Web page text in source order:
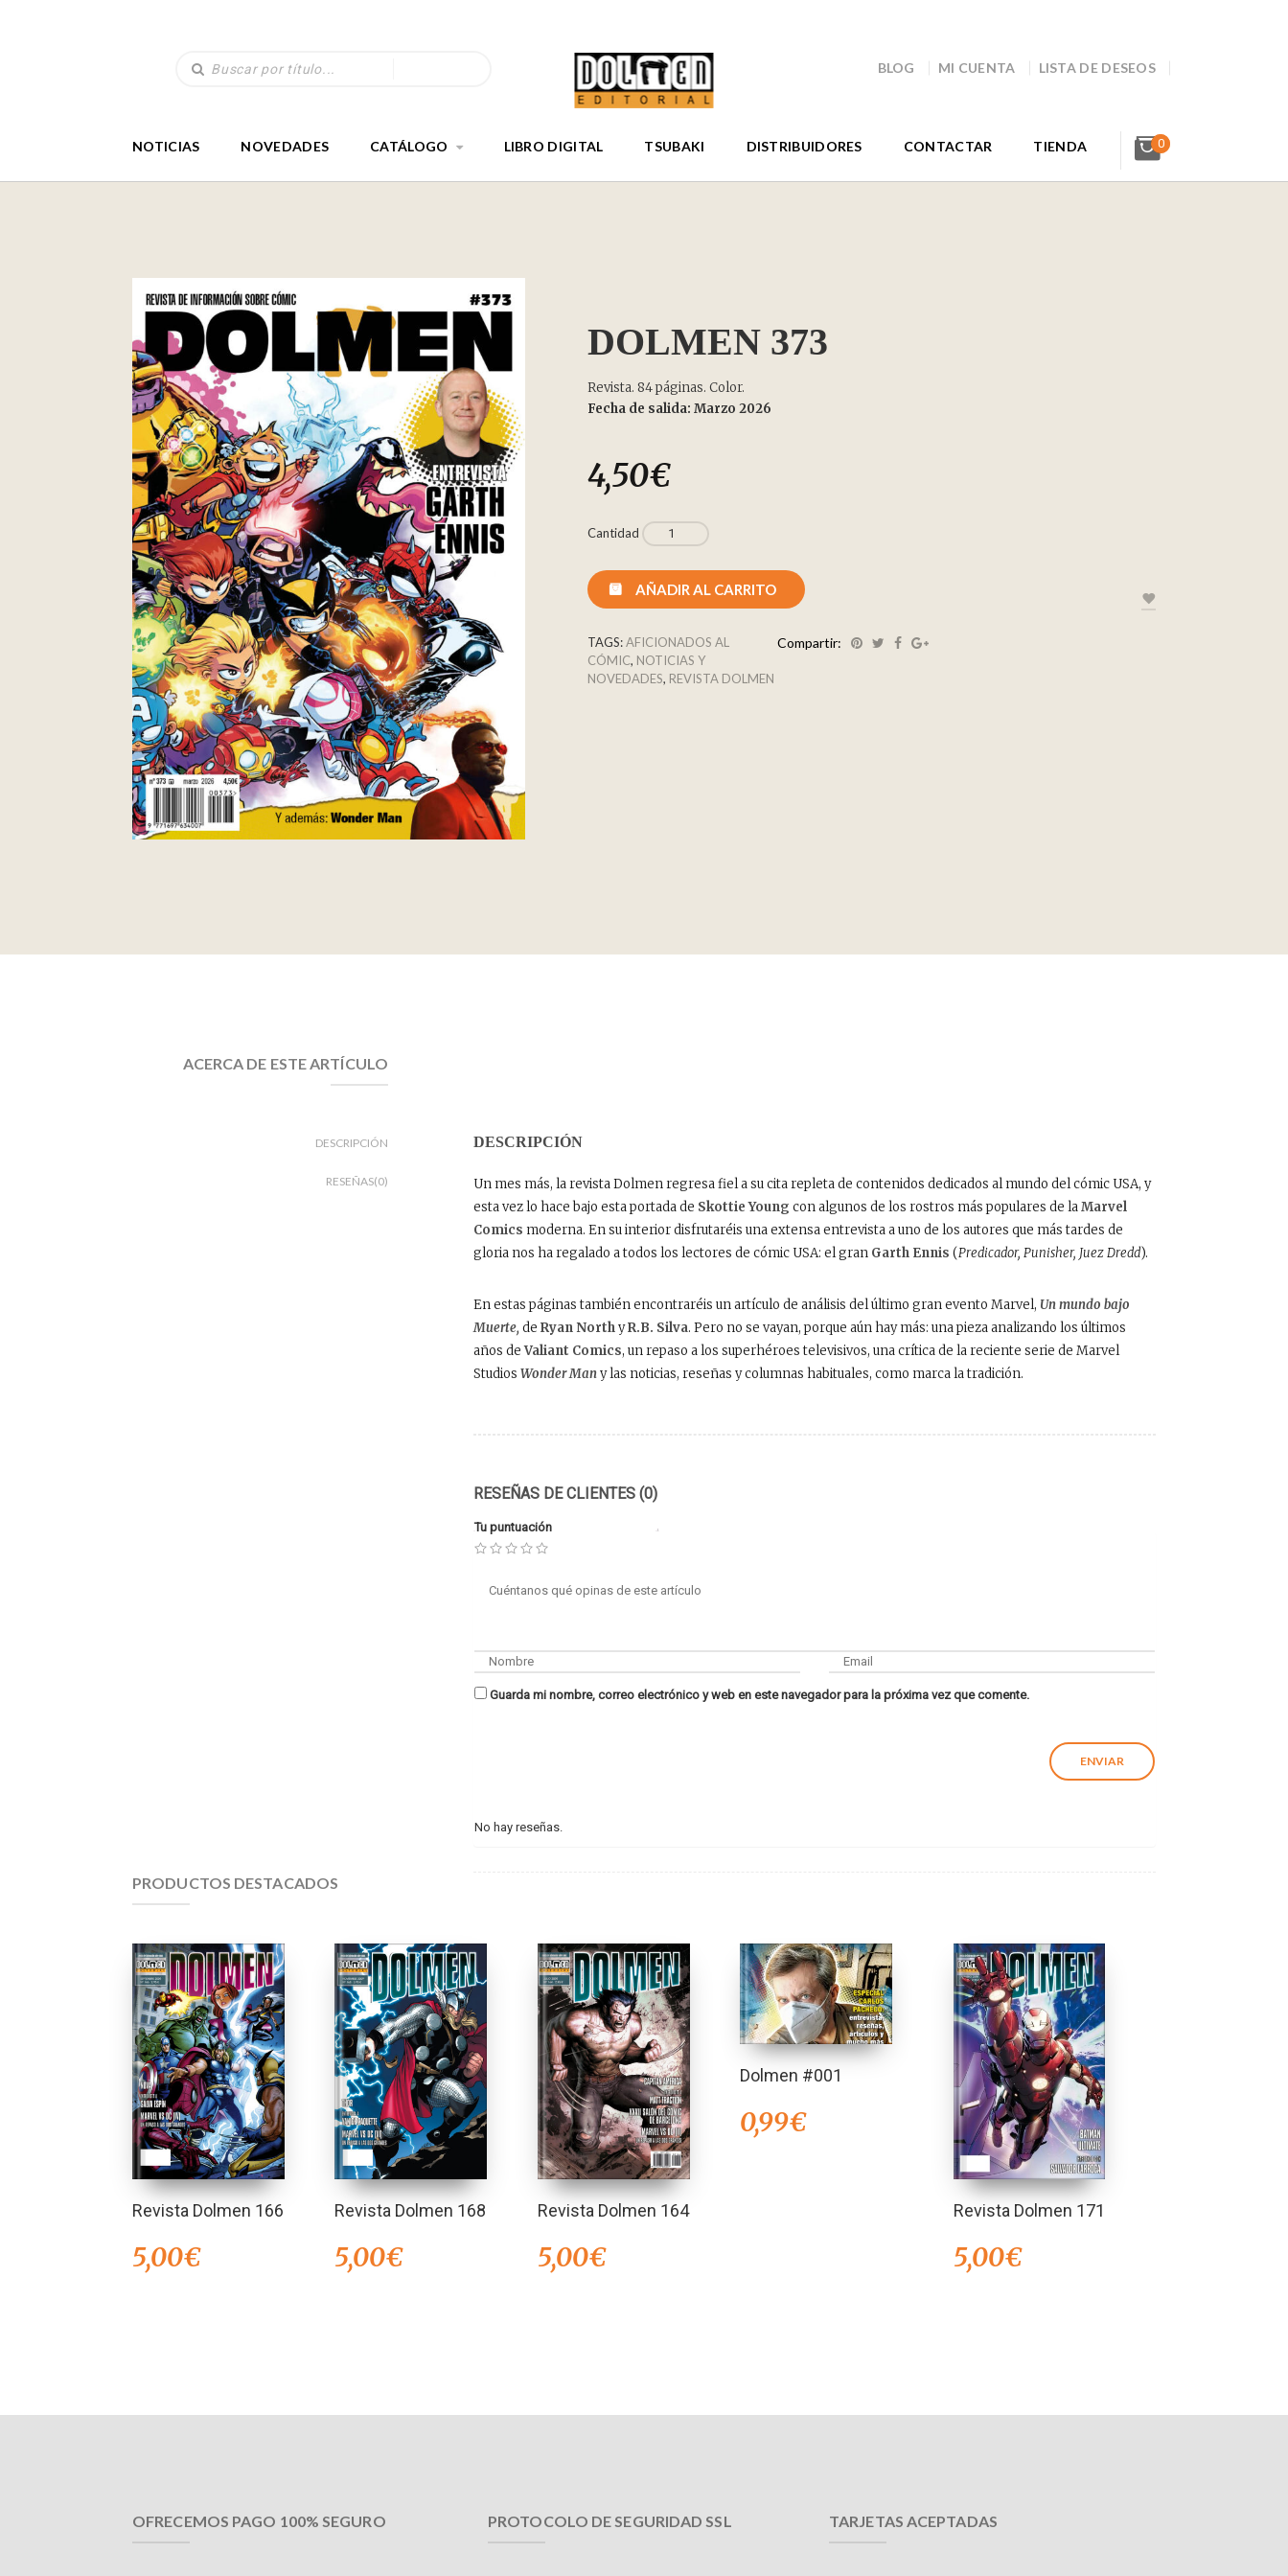
BLOG MI CUENTA LISTA DE DESEOS
NOTICIAS NOVEDADES CATÁLOGO LIBRO DIGITAL TSUBAKI DISTRIBUIDORES CONTACTAR TIENDA 0
DOLMEN 373
Revista. 84 páginas. Color.
Fecha de salida: Marzo 2026
4,50€
Cantidad
AÑADIR AL CARRITO
TAGS:AFICIONADOS AL
CÓMIC, NOTICIAS Y
NOVEDADES, REVISTA DOLMEN
Compartir:
ACERCA DE ESTE ARTÍCULO
DESCRIPCIÓN
RESEÑAS(0)
DESCRIPCIÓN
Un mes más, la revista Dolmen regresa fiel a su cita repleta de contenidos dedicados al mundo del cómic USA, y
esta vez lo hace bajo esta portada de Skottie Young con algunos de los rostros más populares de laMarvel
Comics moderna. En su interior disfrutaréis una extensa entrevista a uno de los autores que más tardes de
gloria nos ha regalado a todos los lectores de cómic USA: el gran Garth Ennis (Predicador, Punisher, Juez Dredd).
En estas páginas también encontraréis un artículo de análisis del último gran evento Marvel, Un mundo bajo
Muerte, de Ryan NorthyR.B. Silva. Pero no se vayan, porque aún hay más: una pieza analizando los últimos
años deValiant Comics, un repaso a los superhéroes televisivos, una crítica de la reciente serie de Marvel
Studios Wonder Many las noticias, reseñas y columnas habituales, como marca la tradición.
RESEÑAS DE CLIENTES (0)
Tu puntuación
Guarda mi nombre, correo electrónico y web en este navegador para la próxima vez que comente.
No hay reseñas.
PRODUCTOS DESTACADOS
Revista Dolmen 166
5,00€
Revista Dolmen 168
5,00€
Revista Dolmen 164
5,00€
Dolmen #001
0,99€
Revista Dolmen 171
5,00€
OFRECEMOS PAGO 100% SEGURO PROTOCOLO DE SEGURIDAD SSL TARJETAS ACEPTADAS